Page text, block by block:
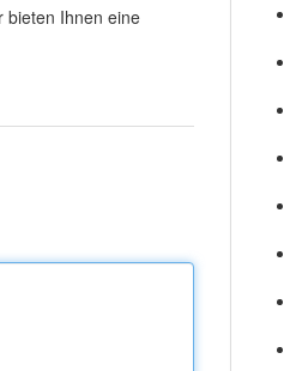
bieten Ihnen eine